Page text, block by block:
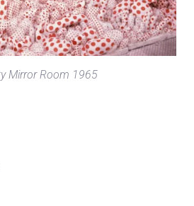
Mirror Room 1965